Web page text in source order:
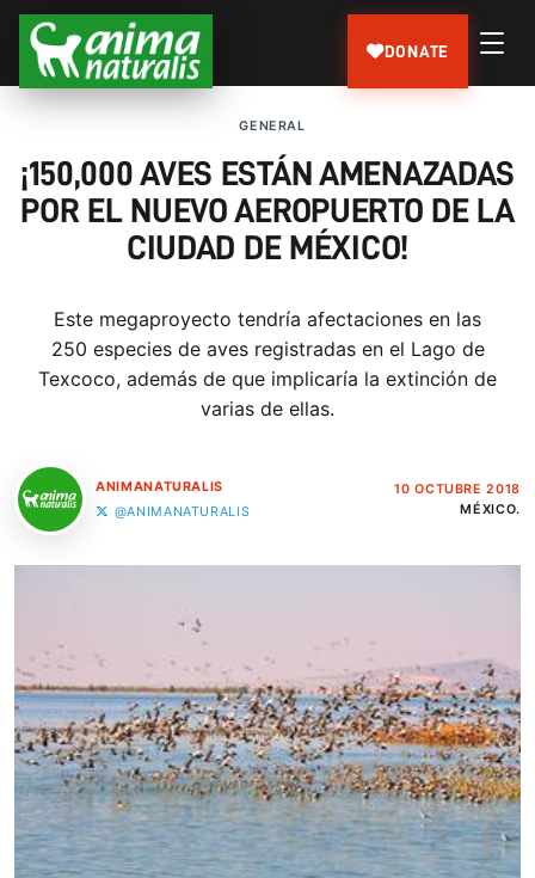
DONATE
GENERAL
¡150,000 AVES ESTÁN AMENAZADAS
POR EL NUEVO AEROPUERTO DE LA
CIUDAD DE MÉXICO!
Este megaproyecto tendría afectaciones en las
250 especies de aves registradas en el Lago de
Texcoco, además de que implicaría la extinción de
varias de ellas.
ANIMANATURALIS
@ANIMANATURALIS
10 OCTUBRE 2018
MÉXICO.